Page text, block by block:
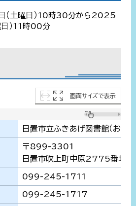
土曜日）10時30分から2025
）11時00分
画面サイズで表示
日置市立ふきあげ図書館（おは
〒899-3301
日置市吹上町中原2775番地2
099-245-1711
099-245-1717